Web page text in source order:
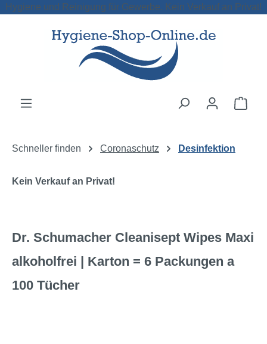
Zum Hauptinhalt springen
Hygiene und Reinigung für Gewerbe. Kein Verkauf an Privat!
Schneller finden Coronaschutz Desinfektion
Kein Verkauf an Privat!
Dr. Schumacher Cleanisept Wipes Maxi
alkoholfrei | Karton = 6 Packungen a
100 Tücher